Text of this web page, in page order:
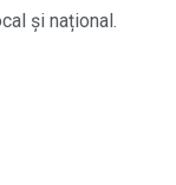
și național.